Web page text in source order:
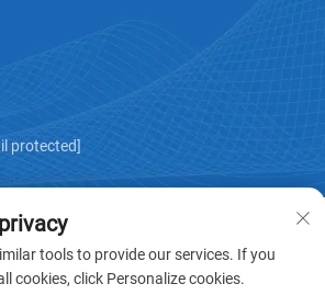
protected]
tools to provide our services. If you
cookies, click Personalize cookies.